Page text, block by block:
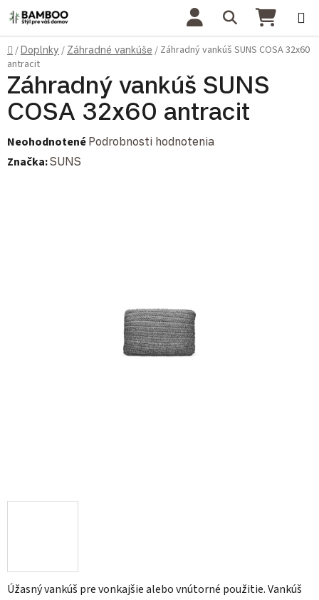
Prejsť na obsah Hľadať
Domov
/Doplnky / Záhradné vankúše / Záhradný vankúš SUNS COSA 32x60
antracit
Úžasný vankúš pre vonkajšie alebo vnútorné použitie. Vankúš
Záhradný vankúš SUNS
COSA 32x60 antracit
Priemerné hodnotenie produktu je 0,0 z 5 hviezdičiek.
Neohodnotené Podrobnosti hodnotenia
Značka:SUNS